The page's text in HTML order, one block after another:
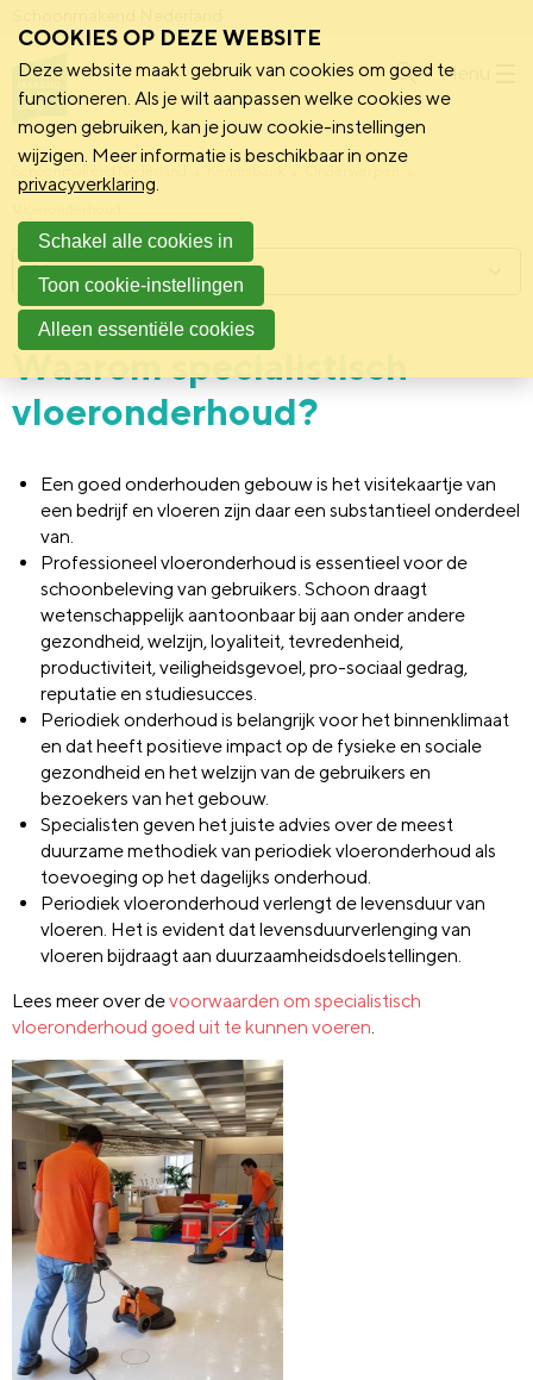
Menu
Schoonmakend Nederland
Waarom specialistisch
vloeronderhoud?
Een goed onderhouden gebouw is het visitekaartje van
een bedrijf en vloeren zijn daar een substantieel onderdeel
van.
Professioneel vloeronderhoud is essentieel voor de
schoonbeleving van gebruikers. Schoon draagt
wetenschappelijk aantoonbaar bij aan onder andere
gezondheid, welzijn, loyaliteit, tevredenheid,
productiviteit, veiligheidsgevoel, pro-sociaal gedrag,
reputatie en studiesucces.
Periodiek onderhoud is belangrijk voor het binnenklimaat
en dat heeft positieve impact op de fysieke en sociale
gezondheid en het welzijn van de gebruikers en
bezoekers van het gebouw.
Specialisten geven het juiste advies over de meest
duurzame methodiek van periodiek vloeronderhoud als
toevoeging op het dagelijks onderhoud.
Periodiek vloeronderhoud verlengt de levensduur van
vloeren. Het is evident dat levensduurverlenging van
vloeren bijdraagt aan duurzaamheidsdoelstellingen.
Lees meer over devoorwaarden om specialistisch
vloeronderhoud goed uit te kunnen voeren
Menu
COOKIES OP DEZE WEBSITE
Deze website maakt gebruik van cookies om goed te
functioneren. Als je wilt aanpassen welke cookies we
mogen gebruiken, kan je jouw cookie-instellingen
wijzigen. Meer informatie is beschikbaar in onze
privacyverklaring.
Schakel alle cookies in
Toon cookie-instellingen
Alleen essentiële cookies